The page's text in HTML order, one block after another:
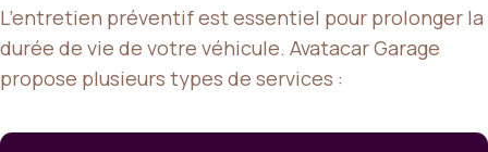
L’entretien préventif est essentiel pour prolonger la
durée de vie de votre véhicule. Avatacar Garage
propose plusieurs types de services :